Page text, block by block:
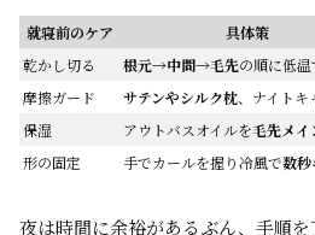
就寝前のケア 具体策
乾かし切る
根元→中間→毛先の順に低
摩擦ガード
サテンやシルク枕、ナイトキ
保湿
アウトバスオイルを毛先メイ
形の固定
手でカールを握り冷風で数秒
夜は時間に余裕があるぶん、手順